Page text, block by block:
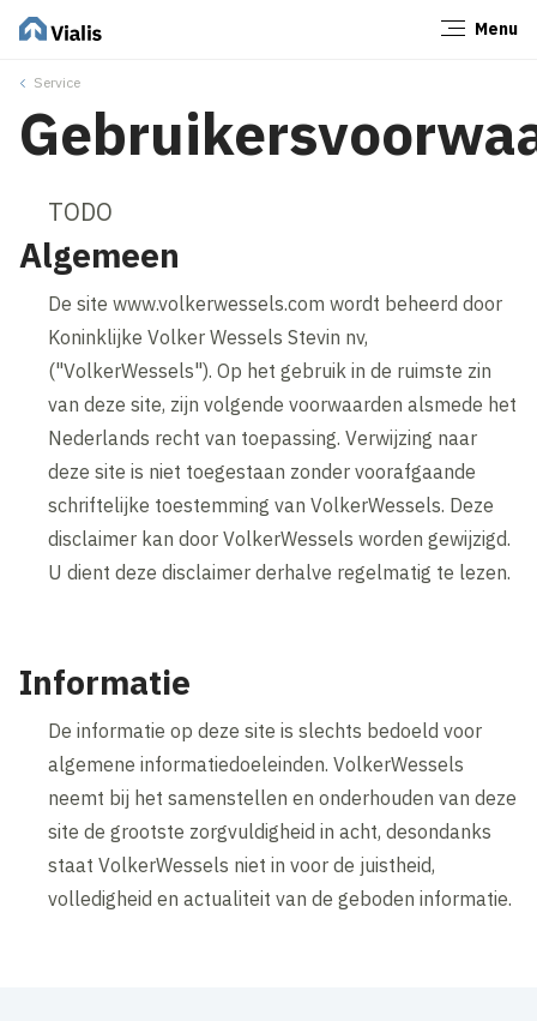
Menu
Service
TODO
Algemeen
De site www.volkerwessels.com wordt beheerd door
Koninklijke Volker Wessels Stevin nv,
("VolkerWessels"). Op het gebruik in de ruimste zin
van deze site, zijn volgende voorwaarden alsmede het
Nederlands recht van toepassing. Verwijzing naar
deze site is niet toegestaan zonder voorafgaande
schriftelijke toestemming van VolkerWessels. Deze
disclaimer kan door VolkerWessels worden gewijzigd.
U dient deze disclaimer derhalve regelmatig te lezen.
Informatie
De informatie op deze site is slechts bedoeld voor
algemene informatiedoeleinden. VolkerWessels
neemt bij het samenstellen en onderhouden van deze
site de grootste zorgvuldigheid in acht, desondanks
staat VolkerWessels niet in voor de juistheid,
volledigheid en actualiteit van de geboden informatie.
Sluiten